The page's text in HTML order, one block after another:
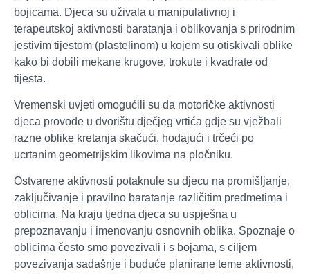
bojicama. Djeca su uživala u manipulativnoj i
terapeutskoj aktivnosti baratanja i oblikovanja s prirodnim
jestivim tijestom (plastelinom) u kojem su otiskivali oblike
kako bi dobili mekane krugove, trokute i kvadrate od
tijesta.
Vremenski uvjeti omogućili su da motoričke aktivnosti
djeca provode u dvorištu dječjeg vrtića gdje su vježbali
razne oblike kretanja skačući, hodajući i trčeći po
ucrtanim geometrijskim likovima na pločniku.
Ostvarene aktivnosti potaknule su djecu na promišljanje,
zaključivanje i pravilno baratanje različitim predmetima i
oblicima. Na kraju tjedna djeca su uspješna u
prepoznavanju i imenovanju osnovnih oblika. Spoznaje o
oblicima često smo povezivali i s bojama, s ciljem
povezivanja sadašnje i buduće planirane teme aktivnosti,